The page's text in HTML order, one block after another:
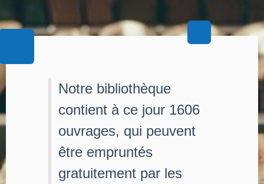
Notre bibliothèque
contient à ce jour 1606
ouvrages, qui peuvent
être empruntés
gratuitement par les